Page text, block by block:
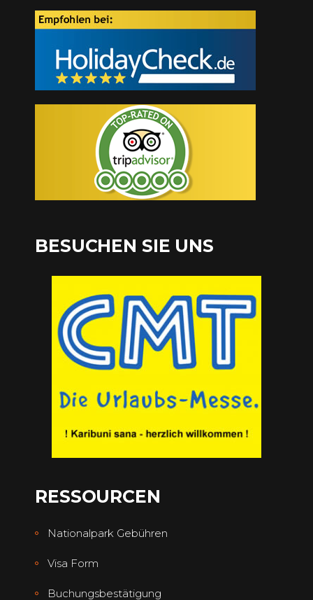
BESUCHEN SIE UNS
RESSOURCEN
Nationalpark Gebühren
Visa Form
Buchungsbestätigung